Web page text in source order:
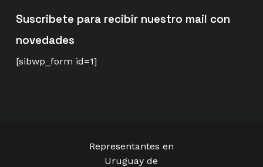
Suscribete para recibir nuestro mail con
novedades
[sibwp_form id=1]
Representantes en
Uruguay de